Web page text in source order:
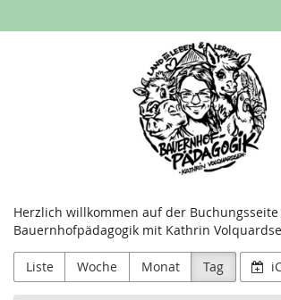
Haupt-
Marienhof
Herzlich willkommen auf der
Bauernhofpädagogik mit Kathrin
Liste Woche Monat Tag